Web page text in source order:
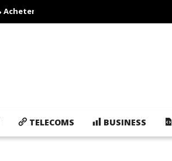
Acheter des cartouches d'encre pas cher,
TELECOMS BUSINESS